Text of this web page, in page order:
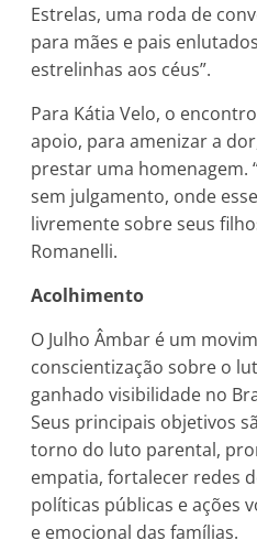
Estrelas, uma roda de
para mães e pais
estrelinhas aos céus”.
Para Kátia Velo, o
apoio, para amenizar a
prestar uma homenagem.
sem julgamento, onde
livremente sobre seus
Romanelli.
Acolhimento
O Julho Âmbar é um
conscientização sobre o
ganhado visibilidade no
Seus principais objetivos
torno do luto parental,
empatia, fortalecer redes
políticas públicas e ações
e emocional das famílias.